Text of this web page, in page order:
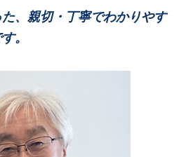
た、親切・丁寧でわかりやす
。